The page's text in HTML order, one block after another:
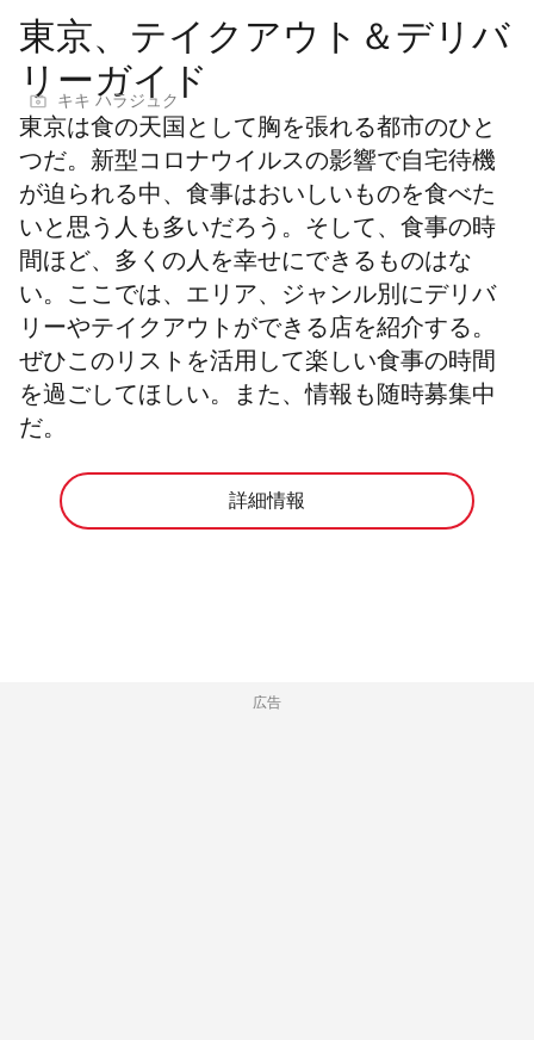
東京、テイクアウト＆デリバ
リーガイド
キキ ハラジュク
東京は食の天国として胸を張れる都市のひと
つだ。新型コロナウイルスの影響で自宅待機
が迫られる中、食事はおいしいものを食べた
いと思う人も多いだろう。そして、食事の時
間ほど、多くの人を幸せにできるものはな
い。ここでは、エリア、ジャンル別にデリバ
リーやテイクアウトができる店を紹介する。
ぜひこのリストを活用して楽しい食事の時間
を過ごしてほしい。また、情報も随時募集中
だ。
詳細情報
広告